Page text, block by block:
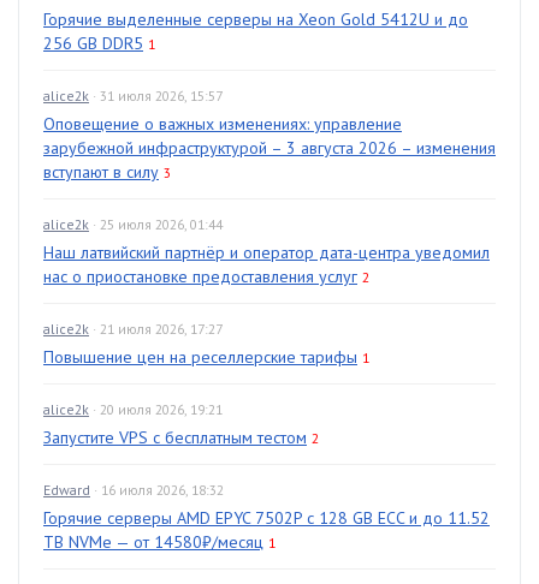
Горячие выделенные серверы на Xeon Gold 5412U и до
256 GB DDR5 1
alice2k · 31 июля 2026, 15:57
Оповещение о важных изменениях: управление
зарубежной инфраструктурой – 3 августа 2026 – изменения
вступают в силу 3
alice2k · 25 июля 2026, 01:44
Наш латвийский партнёр и оператор дата-центра уведомил
нас о приостановке предоставления услуг 2
alice2k · 21 июля 2026, 17:27
Повышение цен на реселлерские тарифы 1
alice2k · 20 июля 2026, 19:21
Запустите VPS с бесплатным тестом 2
Edward · 16 июля 2026, 18:32
Горячие серверы AMD EPYC 7502P с 128 GB ECC и до 11.52
TB NVMe — от 14580₽/месяц 1